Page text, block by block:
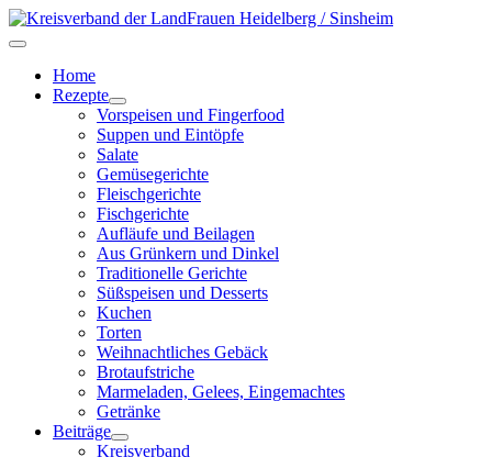
Home
Rezepte
Vorspeisen und Fingerfood
Suppen und Eintöpfe
Salate
Gemüsegerichte
Fleischgerichte
Fischgerichte
Aufläufe und Beilagen
Aus Grünkern und Dinkel
Traditionelle Gerichte
Süßspeisen und Desserts
Kuchen
Torten
Weihnachtliches Gebäck
Brotaufstriche
Marmeladen, Gelees, Eingemachtes
Getränke
Beiträge
Kreisverband